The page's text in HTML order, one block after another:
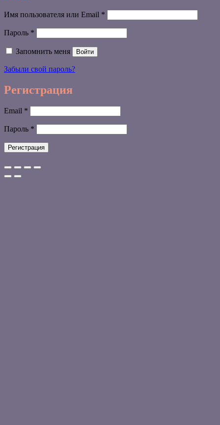
Имя пользователя или Email *
Пароль *
Запомнить меня Войти
Забыли свой пароль?
Регистрация
Email *
Пароль *
Регистрация